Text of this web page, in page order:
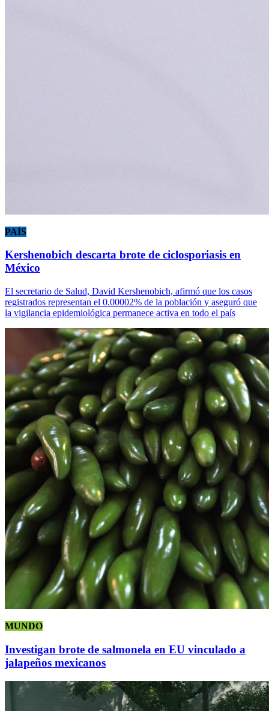
PAÍS
Kershenobich descarta brote de ciclosporiasis en
México
El secretario de Salud, David Kershenobich, afirmó que los casos
registrados representan el 0.00002% de la población y aseguró que
la vigilancia epidemiológica permanece activa en todo el país
MUNDO
Investigan brote de salmonela en EU vinculado a
jalapeños mexicanos